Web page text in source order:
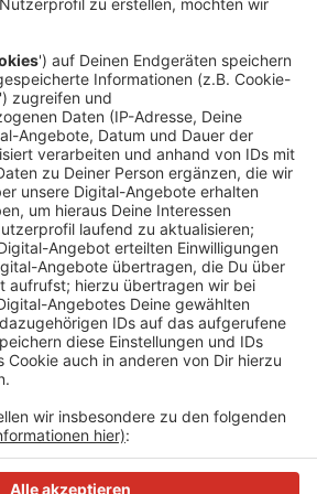
in die Mettmanner
Stelle nicht zu Staus kommt,
22 Uhr abends und 5 Uhr früh
Straßen.NRW rechnet
zeitweise gesperrt werden
werde der Verkehr über die
umgeleitet.